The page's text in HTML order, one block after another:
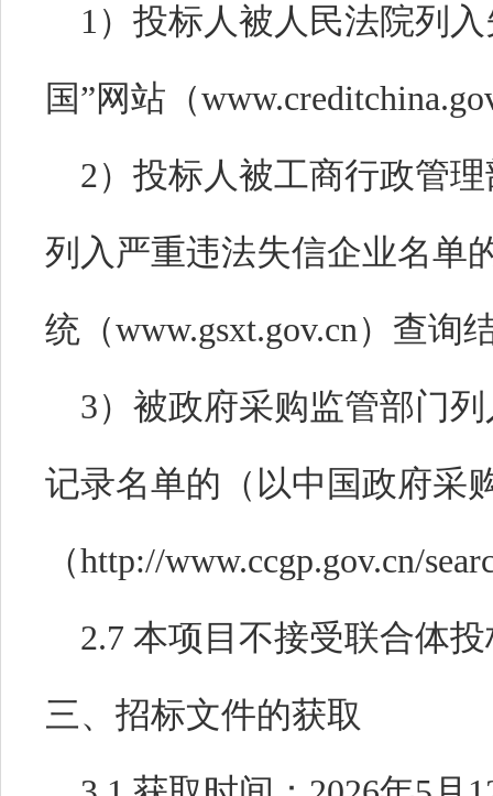
1 ）投标人被人民法院列
国”网站（
2）投标人被工商行政管
列入严重违法失信企业名单
统（www.gsxt.gov.cn）查询
3）被政府采购监管部门
记录名单的（以中国政府采
（http://www.ccgp.gov.cn/
2.7 本项目不接受联合体
三、招标文件的获取